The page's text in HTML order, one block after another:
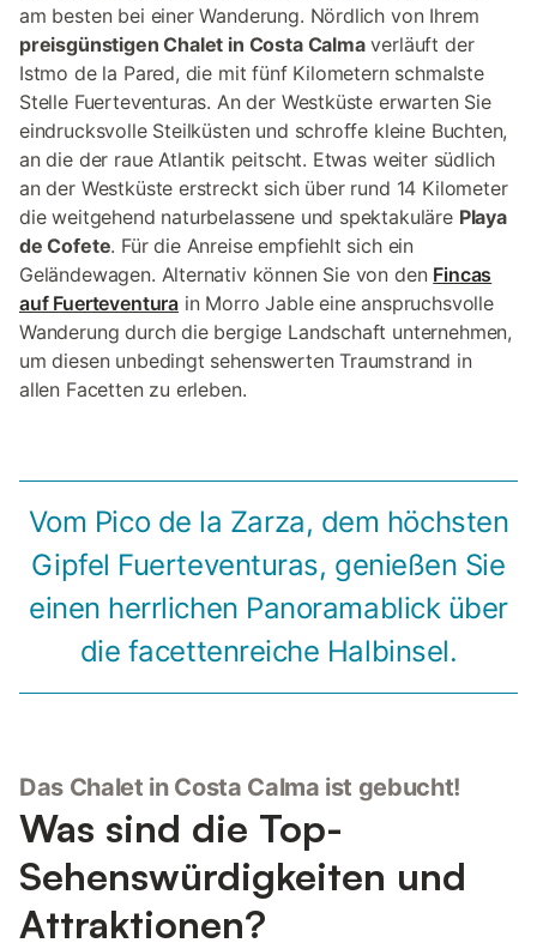
am besten bei einer Wanderung. Nördlich von Ihrem
preisgünstigen Chalet in Costa Calmaverläuft der
Istmo de la Pared, die mit fünf Kilometern schmalste
Stelle Fuerteventuras. An der Westküste erwarten Sie
eindrucksvolle Steilküsten und schroffe kleine Buchten,
an die der raue Atlantik peitscht. Etwas weiter südlich
an der Westküste erstreckt sich über rund 14 Kilometer
die weitgehend naturbelassene und spektakuläre Playa
de Cofete. Für die Anreise empfiehlt sich ein
Geländewagen. Alternativ können Sie von den Fincas
auf Fuerteventura in Morro Jable eine anspruchsvolle
Wanderung durch die bergige Landschaft unternehmen,
um diesen unbedingt sehenswerten Traumstrand in
allen Facetten zu erleben.
Vom Pico de la Zarza, dem höchsten
Gipfel Fuerteventuras, genießen Sie
einen herrlichen Panoramablick über
die facettenreiche Halbinsel.
Das Chalet in Costa Calma ist gebucht!
Was sind die Top-
Sehenswürdigkeiten und
Attraktionen?